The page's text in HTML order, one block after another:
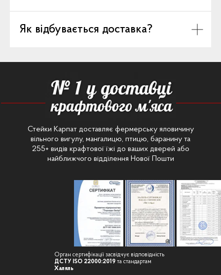
Як відбувається доставка?
Стейки Карпат доставляє фермерську яловичину
вільного вигулу, мангалицю, птицю, баранину та
255+ видів крафтової їжі до ваших дверей або
найближчого відділення Нової Пошти
Орган сертифікації засвідчує відповідність
ДСТУ ISO 22000:2019 та стандартам
Халяль